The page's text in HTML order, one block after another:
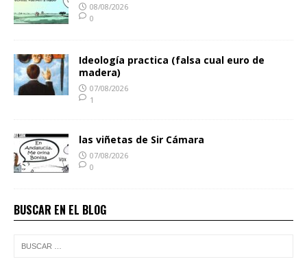
08/08/2026
0
Ideología practica (falsa cual euro de
madera)
07/08/2026
1
las viñetas de Sir Cámara
07/08/2026
0
BUSCAR EN EL BLOG